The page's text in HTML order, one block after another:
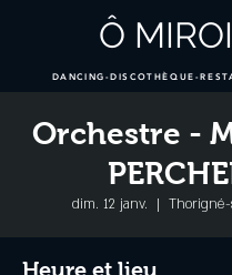
Ô
DANCING-DISCOTHÈQUE-
Orchestre -
dim. 12 janv.
  |
Heure et lieu